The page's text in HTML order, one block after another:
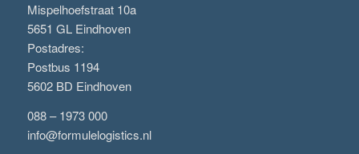
Mispelhoefstraat 10a
5651 GL Eindhoven
Postadres:
Postbus 1194
5602 BD Eindhoven
088 – 1973 000
info@formulelogistics.nl